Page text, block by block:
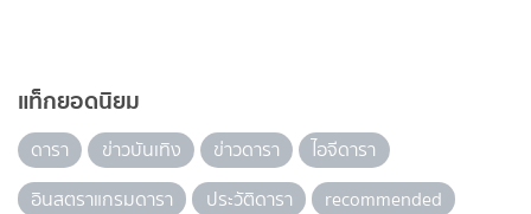
แท็กยอดนิยม
ดารา ข่าวบันเทิง ข่าวดารา
ไอจีดารา
อินสตราแกรมดารา
ประวัติดารา
recommended